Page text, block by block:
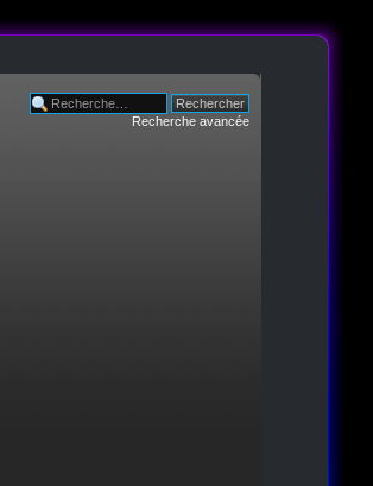
Recherche avancée